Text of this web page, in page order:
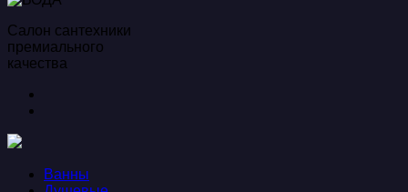
Салон сантехники
премиального
качества
Ванны